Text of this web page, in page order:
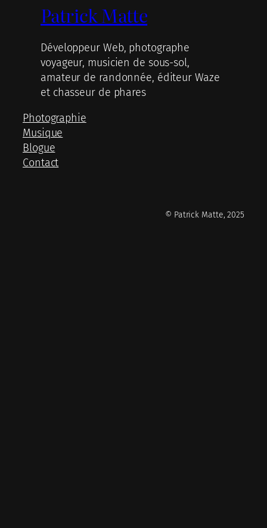
Patrick Matte
Développeur Web, photographe
voyageur, musicien de sous-sol,
amateur de randonnée, éditeur Waze
et chasseur de phares
Photographie
Musique
Blogue
Contact
© Patrick Matte, 2025